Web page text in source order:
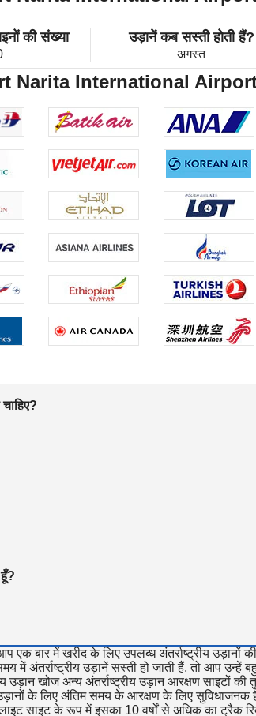
की संख्या उड़ानें कब सस्ती होती हैं?
अगस्त
International Airport
बार में खरीद के लिए उपलब्ध अंतर्राष्ट्रीय उड़ानों की
अंतर्राष्ट्रीय उड़ानें सस्ती हो जाती हैं, तो आप उन्हें
खोज अन्य अंतर्राष्ट्रीय उड़ान आरक्षण साइटों की
उड़ानों के लिए अंतिम समय के आरक्षण के लिए सुविधाजनक
साइट के रूप में इसका 10 वर्षों से अधिक का ट्रैक